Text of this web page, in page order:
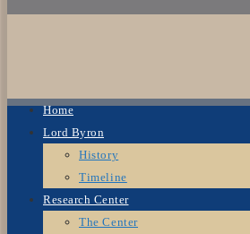
Home
Lord Byron
History
Timeline
Research Center
The Center